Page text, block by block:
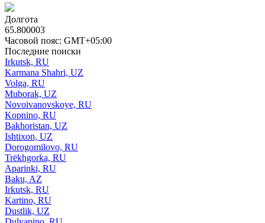
Долгота
65.800003
Часовой пояс: GMT+05:00
Последние поиски
Irkutsk, RU
Karmana Shahri, UZ
Volga, RU
Muborak, UZ
Novoivanovskoye, RU
Kopnino, RU
Bakhoristan, UZ
Ishtixon, UZ
Dorogomilovo, RU
Trëkhgorka, RU
Aparinki, RU
Baku, AZ
Irkutsk, RU
Kartino, RU
Dustlik, UZ